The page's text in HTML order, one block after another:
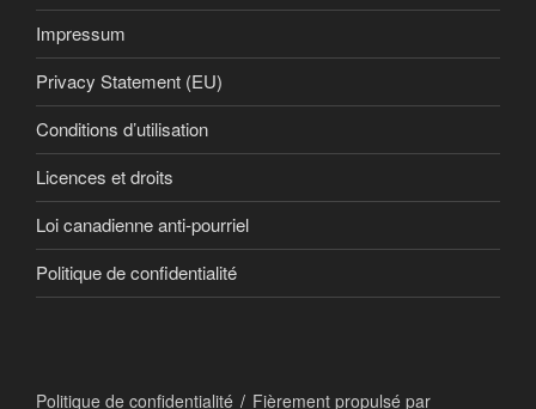
Impressum
Privacy Statement (EU)
Conditions d’utilisation
Licences et droits
Loi canadienne anti-pourriel
Politique de confidentialité
Politique de confidentialité Fièrement propulsé par